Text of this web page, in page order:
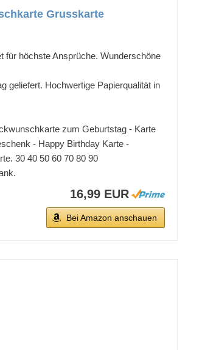
Grusskarte
für höchste Ansprüche. Wunderschöne
geliefert. Hochwertige Papierqualität in
zum Geburtstag - Karte
- Happy Birthday Karte -
30 40 50 60 70 80 90
16,99 EUR
Bei Amazon anschauen